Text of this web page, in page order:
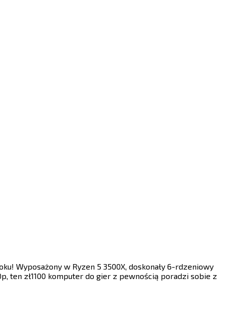
Wyposażony w Ryzen 5 3500X, doskonały 6-rdzeniowy
ten zł1100 komputer do gier z pewnością poradzi sobie z